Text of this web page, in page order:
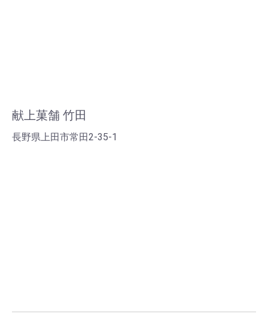
献上菓舗 竹田
長野県上田市常田2-35-1